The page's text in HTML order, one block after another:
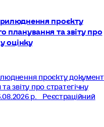
проєкту
планування та звіту про
оцінку
проєкту
звіту про стратегічну
р. Реєстраційний